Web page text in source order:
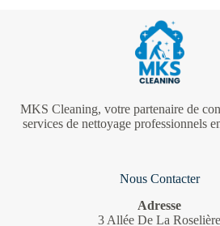
MKS Cleaning, votre partenaire de
services de nettoyage professionnels
Nous Contacter
Adresse
3 Allée De La Roselière